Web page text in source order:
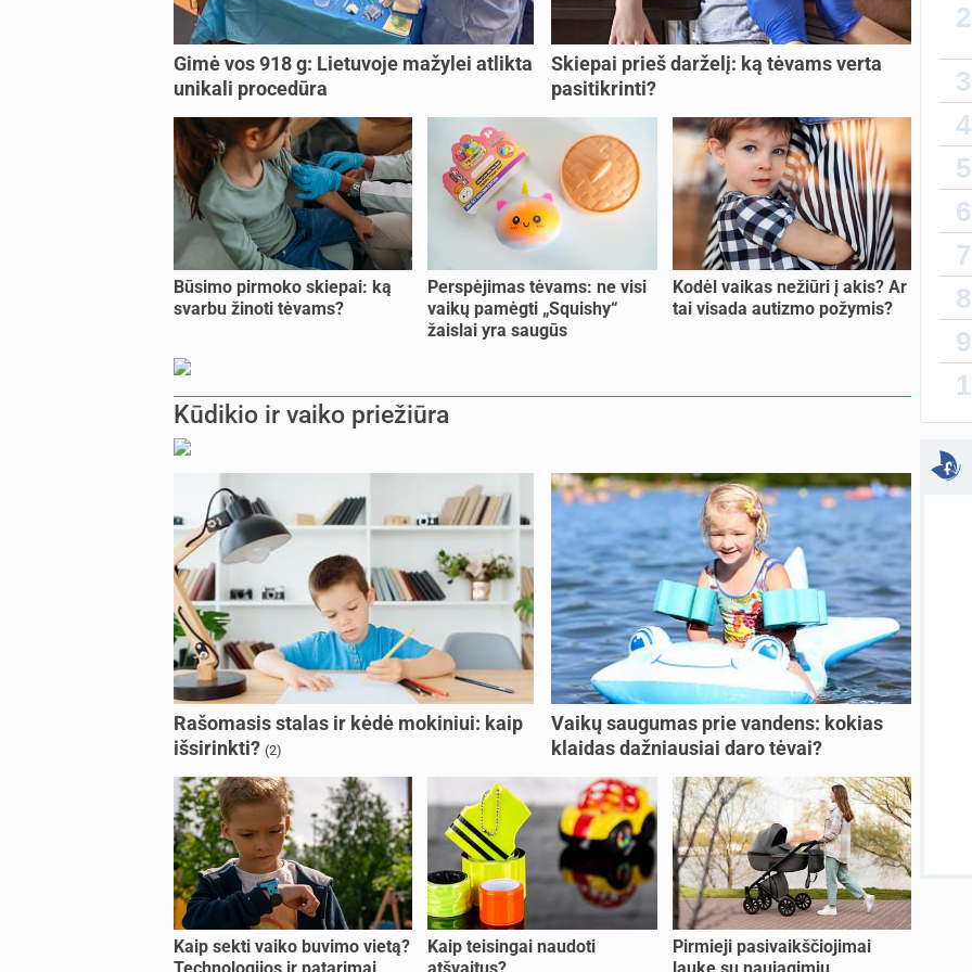
Gimė vos 918 g: Lietuvoje mažylei atlikta
unikali procedūra
Skiepai prieš darželį: ką tėvams verta
pasitikrinti?
Būsimo pirmoko skiepai: ką
svarbu žinoti tėvams?
Perspėjimas tėvams: ne visi
vaikų pamėgti „Squishy“
žaislai yra saugūs
Kodėl vaikas nežiūri į akis? Ar
tai visada autizmo požymis?
Kūdikio ir vaiko priežiūra
Rašomasis stalas ir kėdė mokiniui: kaip
išsirinkti? (2)
Vaikų saugumas prie vandens: kokias
klaidas dažniausiai daro tėvai?
Kaip sekti vaiko buvimo vietą?
Kaip teisingai naudoti
Pirmieji pasivaikščiojimai
sukurta
2
3
4
5
6
7
8
9